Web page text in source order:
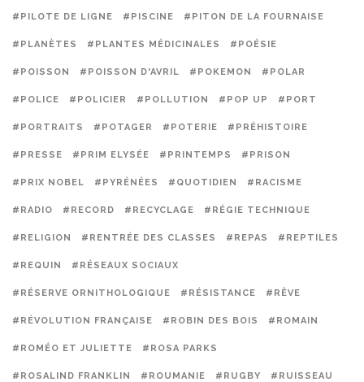
#PILOTE DE LIGNE #PISCINE #PITON DE LA FOURNAISE
#PLANÈTES #PLANTES MÉDICINALES #POÉSIE
#POISSON #POISSON D'AVRIL #POKEMON #POLAR
#POLICE #POLICIER #POLLUTION #POP UP #PORT
#PORTRAITS #POTAGER #POTERIE #PRÉHISTOIRE
#PRESSE #PRIM ELYSÉE #PRINTEMPS #PRISON
#PRIX NOBEL #PYRÉNÉES #QUOTIDIEN #RACISME
#RADIO #RECORD #RECYCLAGE #RÉGIE TECHNIQUE
#RELIGION #RENTRÉE DES CLASSES #REPAS #REPTILES
#REQUIN #RÉSEAUX SOCIAUX
#RÉSERVE ORNITHOLOGIQUE #RÉSISTANCE #RÊVE
#RÉVOLUTION FRANÇAISE #ROBIN DES BOIS #ROMAIN
#ROMÉO ET JULIETTE #ROSA PARKS
#ROSALIND FRANKLIN #ROUMANIE #RUGBY #RUISSEAU